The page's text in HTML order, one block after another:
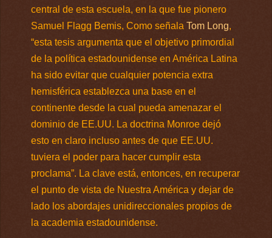
central de esta escuela, en la que fue pionero
Samuel Flagg Bemis, Como señala Tom Long,
“esta tesis argumenta que el objetivo primordial
de la política estadounidense en América Latina
ha sido evitar que cualquier potencia extra
hemisférica establezca una base en el
continente desde la cual pueda amenazar el
dominio de EE.UU. La doctrina Monroe dejó
esto en claro incluso antes de que EE.UU.
tuviera el poder para hacer cumplir esta
proclama”. La clave está, entonces, en recuperar
el punto de vista de Nuestra América y dejar de
lado los abordajes unidireccionales propios de
la academia estadounidense.